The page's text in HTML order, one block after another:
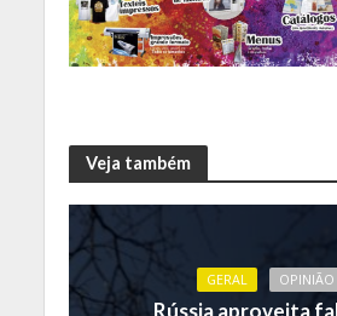
Veja também
GERAL OPINIÃO
Rússia aproveita